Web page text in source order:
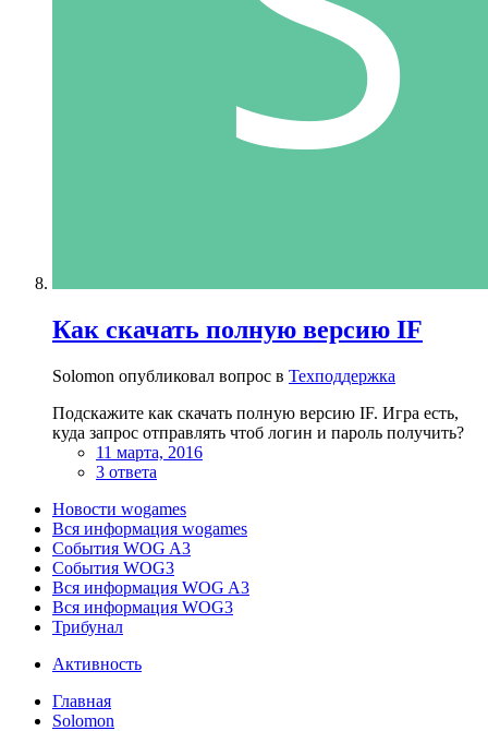
Как скачать полную версию IF
Solomon опубликовал вопрос в Техподдержка
Подскажите как скачать полную версию IF. Игра есть,
куда запрос отправлять чтоб логин и пароль получить?
11 марта, 2016
3 ответа
Новости wogames
Вся информация wogames
События WOG A3
События WOG3
Вся информация WOG A3
Вся информация WOG3
Трибунал
Активность
Главная
Solomon